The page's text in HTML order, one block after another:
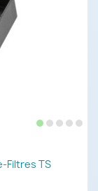
Filtres TS